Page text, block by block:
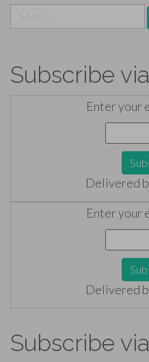
for:
Subscribe
Enter your
Delivered
Enter your
Delivered
Subscribe